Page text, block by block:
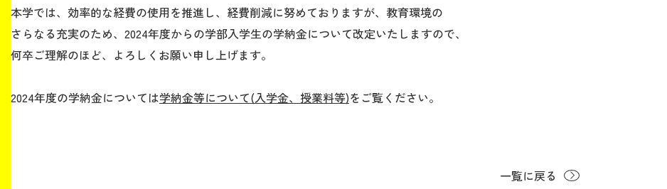
キャリア
ボランティア
生涯学習・社会連携
本学では、効率的な経費の使用を推進し、経費削減に努めておりますが、教育環境の
さらなる充実のため、2024年度からの学部入学生の学納金について改定いたしますので、
何卒ご理解のほど、よろしくお願い申し上げます。
2024年度の学納金については学納金等について(入学金、授業料等)をご覧ください。
一覧に戻る